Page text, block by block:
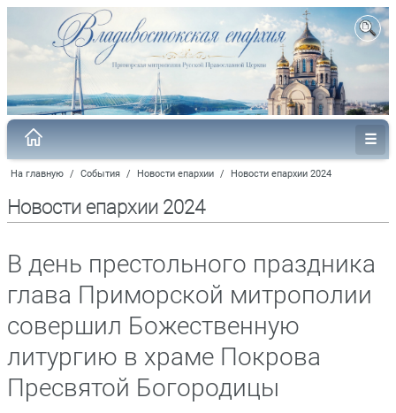
На главную / События / Новости епархии / Новости епархии 2024
Новости епархии 2024
В день престольного праздника
глава Приморской митрополии
совершил Божественную
литургию в храме Покрова
Пресвятой Богородицы